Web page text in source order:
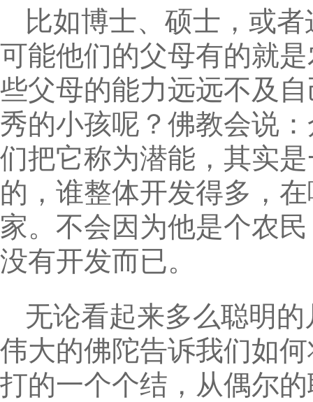
比如博士、硕士，或
可能他们的父母有的就
些父母的能力远远不及
秀的小孩呢？佛教会说
们把它称为潜能，其实
的，谁整体开发得多，
家。不会因为他是个农
没有开发而已。
无论看起来多么聪明
伟大的佛陀告诉我们如
打的一个个结，从偶尔